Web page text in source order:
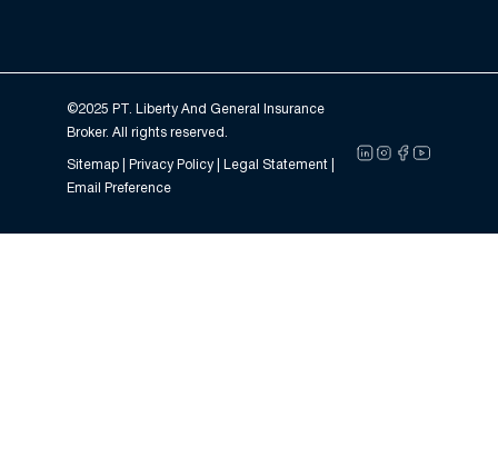
©2025 PT. Liberty And General Insurance
Broker. All rights reserved.
Sitemap | Privacy Policy | Legal Statement |
Email Preference